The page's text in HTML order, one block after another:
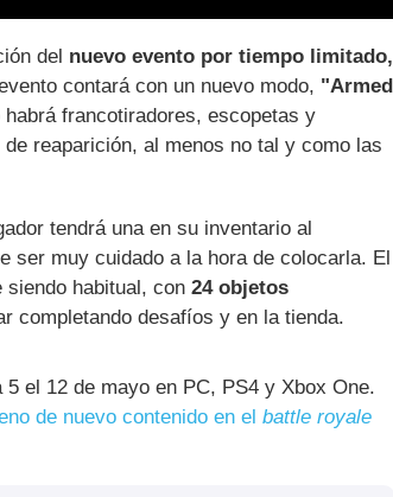
del nuevo evento por tiempo limitado,
contará con un nuevo modo, "Armed
habrá francotiradores, escopetas y
reaparición, al menos no tal y como las
tendrá una en su inventario al
ser muy cuidado a la hora de colocarla. El
habitual, con 24 objetos
completando desafíos y en la tienda.
5 el 12 de mayo en PC, PS4 y Xbox One.
de nuevo contenido en el battle royale